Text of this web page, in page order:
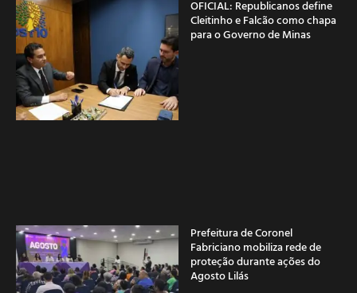
OFICIAL: Republicanos define
Cleitinho e Falcão como chapa
para o Governo de Minas
Prefeitura de Coronel
Fabriciano mobiliza rede de
proteção durante ações do
Agosto Lilás